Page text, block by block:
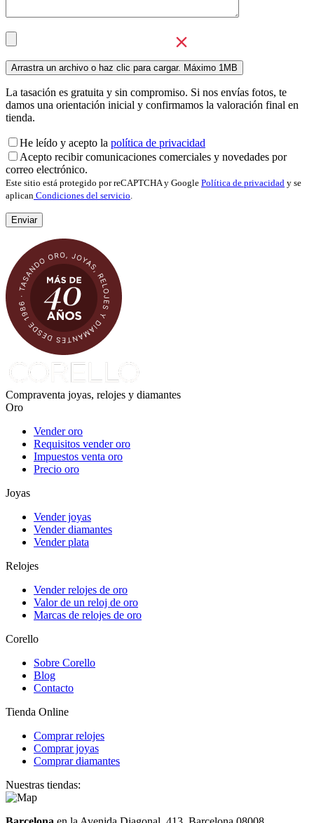
La tasación es gratuita y sin compromiso. Si nos envías fotos, te
damos una orientación inicial y confirmamos la valoración final en
tienda.
He leído y acepto la política de privacidad
Acepto recibir comunicaciones comerciales y novedades por
correo electrónico.
Este sitio está protegido por reCAPTCHA y Google Política de privacidad y se
aplican Condiciones del servicio
Compraventa joyas, relojes y diamantes
Oro
Vender oro
Requisitos vender oro
Impuestos venta oro
Precio oro
Joyas
Vender joyas
Vender diamantes
Vender plata
Relojes
Vender relojes de oro
Valor de un reloj de oro
Marcas de relojes de oro
Corello
Sobre Corello
Blog
Contacto
Tienda Online
Comprar relojes
Comprar joyas
Comprar diamantes
Nuestras tiendas: